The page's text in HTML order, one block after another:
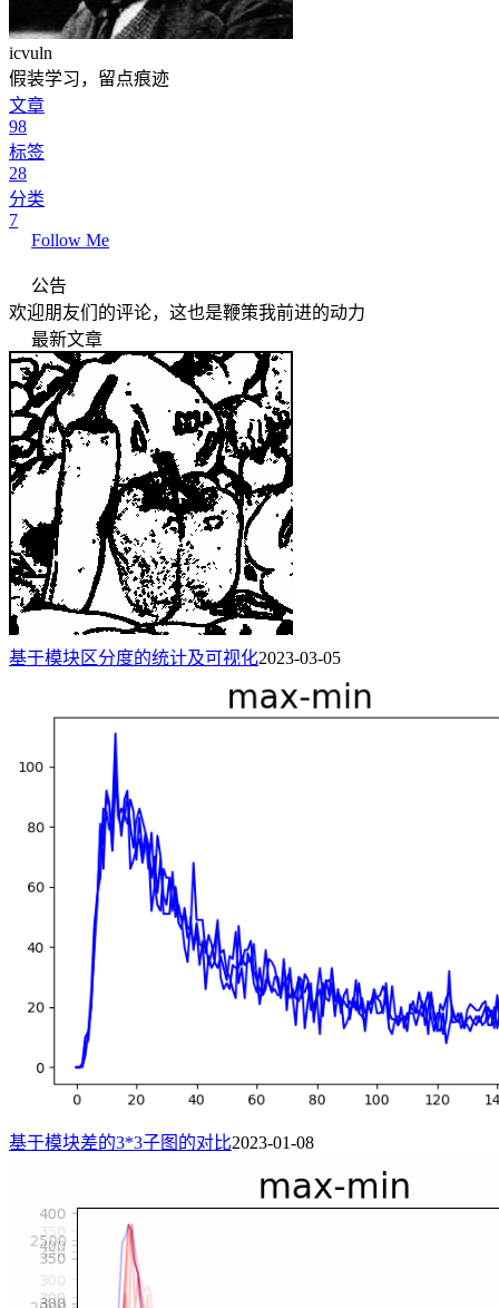
icvuln
假装学习，留点痕迹
文章
98
标签
28
分类
7
Follow Me
公告
欢迎朋友们的评论，这也是鞭策我前进的动力
最新文章
基于模块区分度的统计及可视化2023-03-05
基于模块差的3*3子图的对比2023-01-08